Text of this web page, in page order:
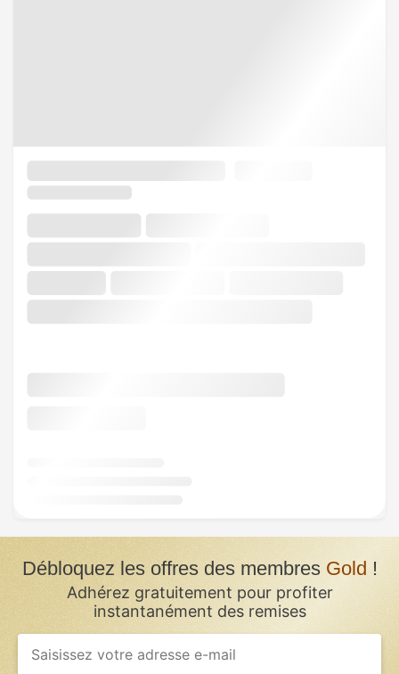
Débloquez les offres des membres Gold !
Adhérez gratuitement pour profiter
instantanément des remises